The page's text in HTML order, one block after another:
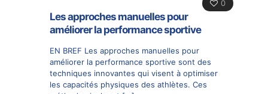
0
Les approches manuelles pour
améliorer la performance sportive
EN BREF Les approches manuelles pour
améliorer la performance sportive sont des
techniques innovantes qui visent à optimiser
les capacités physiques des athlètes. Ces